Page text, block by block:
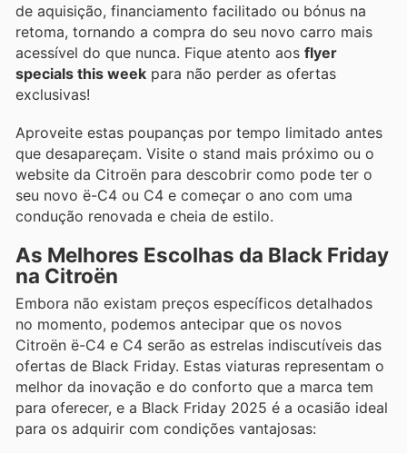
de aquisição, financiamento facilitado ou bónus na
retoma, tornando a compra do seu novo carro mais
acessível do que nunca. Fique atento aos flyer
specials this week para não perder as ofertas
exclusivas!
Aproveite estas poupanças por tempo limitado antes
que desapareçam. Visite o stand mais próximo ou o
website da Citroën para descobrir como pode ter o
seu novo ë-C4 ou C4 e começar o ano com uma
condução renovada e cheia de estilo.
As Melhores Escolhas da Black Friday
na Citroën
Embora não existam preços específicos detalhados
no momento, podemos antecipar que os novos
Citroën ë-C4 e C4 serão as estrelas indiscutíveis das
ofertas de Black Friday. Estas viaturas representam o
melhor da inovação e do conforto que a marca tem
para oferecer, e a Black Friday 2025 é a ocasião ideal
para os adquirir com condições vantajosas: